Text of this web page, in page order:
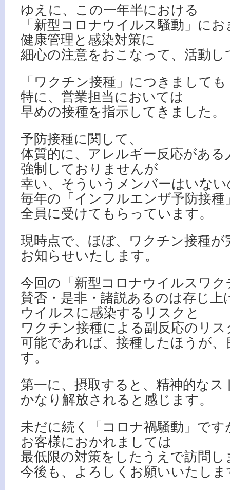
ゆえに、この一年半における
「新型コロナウイルス騒動」に
健康管理と感染対策に
細心の注意をおこなって、活動
「ワクチン接種」につきましても
特に、営業担当においては
早めの接種を指示してきました。
予防接種に関して、
体質的に、アレルギー反応がある
強制しておりませんが
幸い、そういうメンバーはいな
毎年の「インフルエンザ予防接種
全員に受けてもらっています。
現時点で、ほぼ、ワクチン接種
お知らせいたします。
今回の「新型コロナウイルスワ
賛否・是非・諸説あるのは存じ
ウイルスに感染するリスクと
ワクチン接種による副反応のリ
可能であれば、接種したほうが
す。
第一に、摂取すると、精神的なス
かなり解放されると感じます。
未だに続く「コロナ禍騒動」です
お客様におかれましては
最低限の対策をしたうえで訪問し
今後も、よろしくお願いいたしま